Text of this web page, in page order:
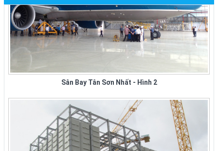
Ghế Sắt Nhà Hàng Tiệc Cưới Tại TPHCM
Giá Mới Nhất Tại Xưởng Sản Xuất
Đại Ty Đại Thành chuyên sản xuất, cung cấp các
loại ghế sắt nhà hàng các loại: ghế sắt nhà hàng
bọc nệm, ghế sắt...
TẠI TPHCM
Công Ty Đại Thành chuyên sản xuất các loại ghế
nhà hàng giá rẻ, bàn ghế nhà hàng cao cấp cho
các nhà...
Sân Bay Tân Sơn Nhất - Hình 2